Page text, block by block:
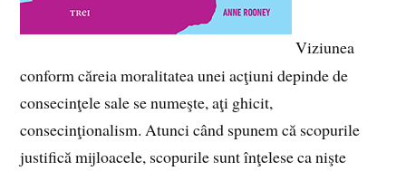
Viziunea
conform căreia moralitatea unei acţiuni depinde de
consecinţele sale se numeşte, aţi ghicit,
consecinţionalism. Atunci când spunem că scopurile
justifică mijloacele, scopurile sunt înţelese ca nişte